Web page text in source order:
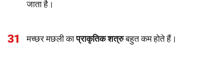
जाता है।
31 मच्छर मछली काप्राकृतिक शत्रुबहुत कम होते हैं।